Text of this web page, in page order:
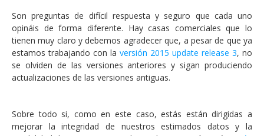
Son preguntas de difícil respuesta y seguro que cada uno
opináis de forma diferente. Hay casas comerciales que lo
tienen muy claro y debemos agradecer que, a pesar de que ya
estamos trabajando con la versión 2015 update release 3, no
se olviden de las versiones anteriores y sigan produciendo
actualizaciones de las versiones antiguas.
Sobre todo si, como en este caso, estás están dirigidas a
mejorar la integridad de nuestros estimados datos y la